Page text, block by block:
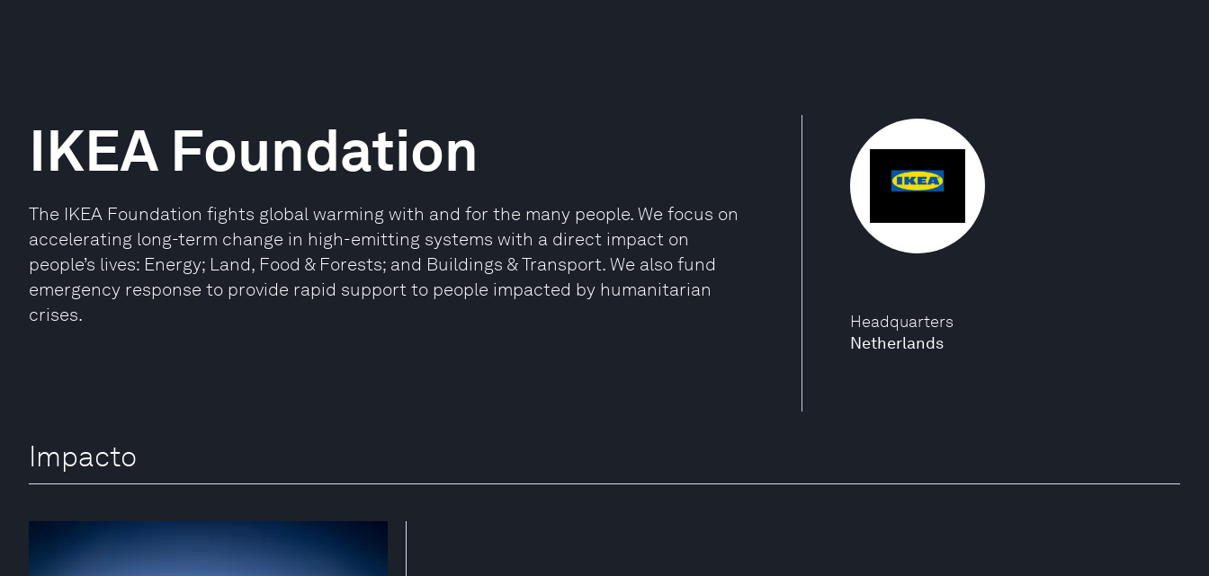
Headquarters
Netherlands
IKEA Foundation
The IKEA Foundation fights global warming with and for the many people. We focus on
accelerating long-term change in high-emitting systems with a direct impact on
people’s lives: Energy; Land, Food & Forests; and Buildings & Transport. We also fund
emergency response to provide rapid support to people impacted by humanitarian
crises.
Impacto